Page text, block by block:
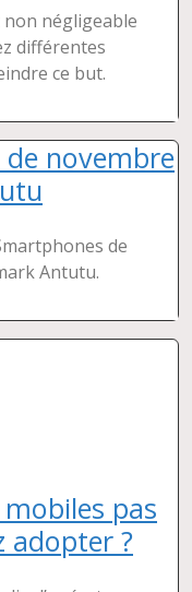
négligeable
différentes
ce but.
de novembre
de
Antutu.
pas
adopter ?